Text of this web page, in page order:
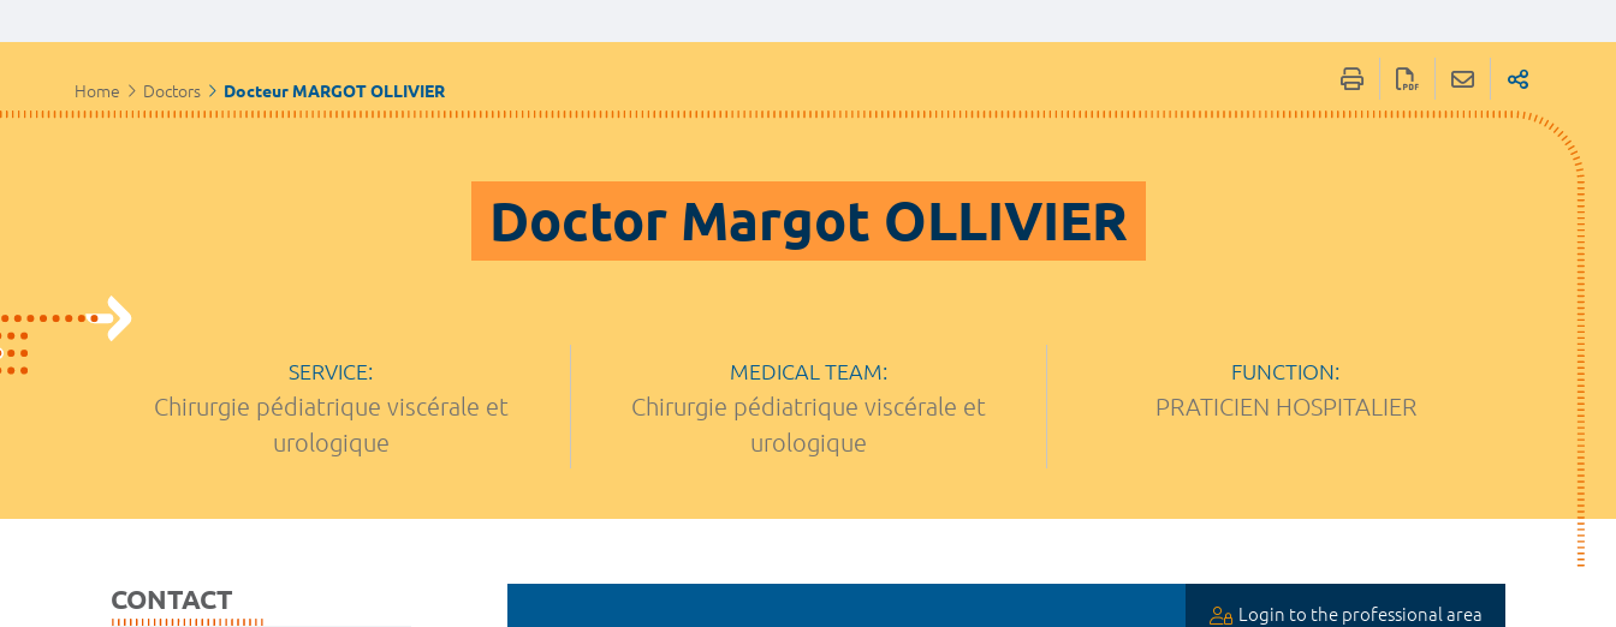
Home Doctors Docteur MARGOT OLLIVIER
Doctor Margot OLLIVIER
SERVICE:
Chirurgie pédiatrique viscérale et
urologique
MEDICAL TEAM:
Chirurgie pédiatrique viscérale et
urologique
FUNCTION:
PRATICIEN HOSPITALIER
CONTACT
Login to the professional area